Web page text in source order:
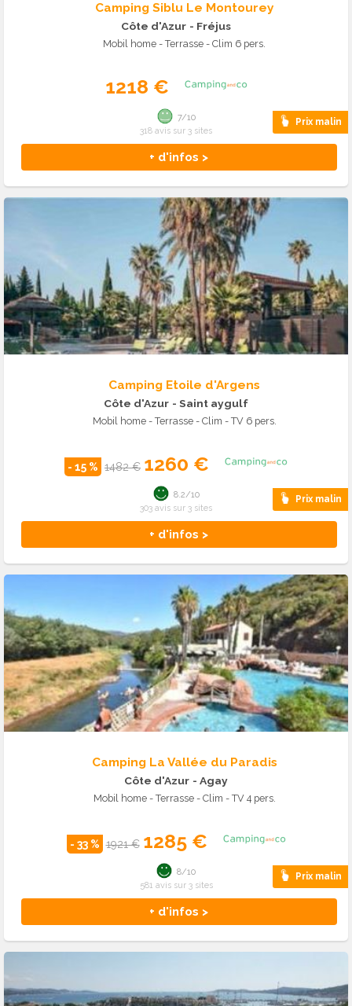
Camping Siblu Le Montourey
Côte d'Azur - Fréjus
Mobil home - Terrasse - Clim 6 pers.
1218 €
Prix malin
+ d'infos >
7/10
318 avis sur 3 sites
Camping Etoile d'Argens
Côte d'Azur - Saint aygulf
Mobil home - Terrasse - Clim - TV 6 pers.
- 15 % 1482 € 1260 €
Prix malin
+ d'infos >
8.2/10
303 avis sur 3 sites
Camping La Vallée du Paradis
Côte d'Azur - Agay
Mobil home - Terrasse - Clim - TV 4 pers.
- 33 % 1921 € 1285 €
Prix malin
+ d'infos >
8/10
581 avis sur 3 sites